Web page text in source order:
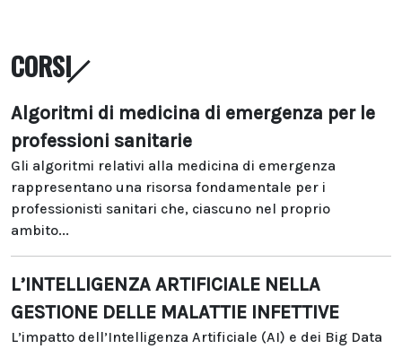
CORSI
Algoritmi di medicina di emergenza per le
professioni sanitarie
Gli algoritmi relativi alla medicina di emergenza
rappresentano una risorsa fondamentale per i
professionisti sanitari che, ciascuno nel proprio
ambito...
L’INTELLIGENZA ARTIFICIALE NELLA
GESTIONE DELLE MALATTIE INFETTIVE
L’impatto dell’Intelligenza Artificiale (AI) e dei Big Data